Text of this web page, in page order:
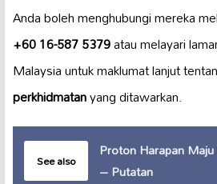
Anda boleh menghubungi mereka
+60 16-587 5379atau melayari
Malaysia untuk maklumat lanjut
perkhidmatanyang ditawarkan.
See also
Proton Harapan
– Putatan